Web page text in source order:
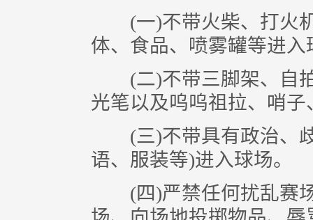
(一)不带火柴、打火机
体、食品、喷雾罐等进入
(二)不带三脚架、自拍
光笔以及呜呜祖拉、哨
(三)不带具有政治、歧
语、服装等)进入球场。
(四)严禁任何扰乱赛场